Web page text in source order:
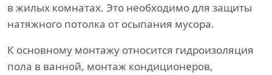
в жилых комнатах. Это необходимо для защиты
натяжного потолка от осыпания мусора.
К основному монтажу относится гидроизоляция
пола в ванной, монтаж кондиционеров,